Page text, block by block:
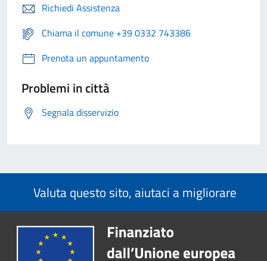
Richiedi Assistenza
Chiama il comune +39 0332 743386
Prenota un appuntamento
Problemi in città
Segnala disservizio
Valuta questo sito, aiutaci a migliorare